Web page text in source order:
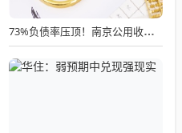
73%负债率压顶！南京公用收购宇谷科技告吹，半年谈判付诸东流